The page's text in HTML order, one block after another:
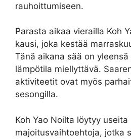
rauhoittumiseen.
Parasta aikaa vierailla Koh
kausi, joka kestää
Tänä aikana sää on
lämpötila miellyttävä.
aktiviteetit ovat myös
sesongilla.
Koh Yao Noilta löytyy useita
majoitusvaihtoehtoja, jotka